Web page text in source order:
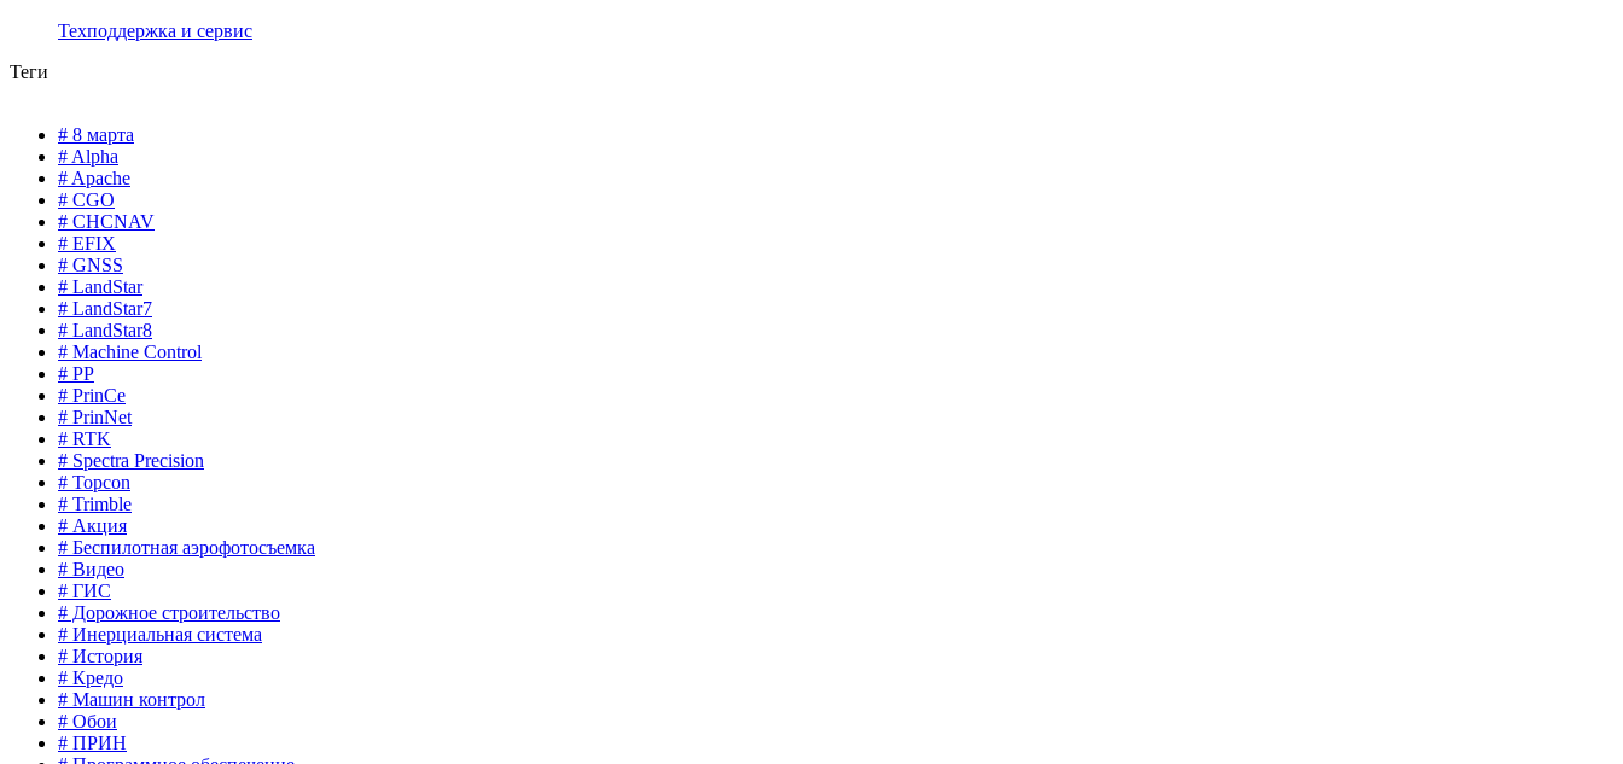
Техподдержка и сервис
Теги
# 8 марта
# Alpha
# Apache
# CGO
# CHCNAV
# EFIX
# GNSS
# LandStar
# LandStar7
# LandStar8
# Machine Control
# PP
# PrinCe
# PrinNet
# RTK
# Spectra Precision
# Topcon
# Trimble
# Акция
# Беспилотная аэрофотосъемка
# Видео
# ГИС
# Дорожное строительство
# Инерциальная система
# История
# Кредо
# Машин контрол
# Обои
# ПРИН